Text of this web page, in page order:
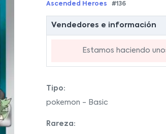
Ascended Heroes #136
Vendedores e información
Estamos haciendo
Tipo:
pokemon - Basic
Rareza: